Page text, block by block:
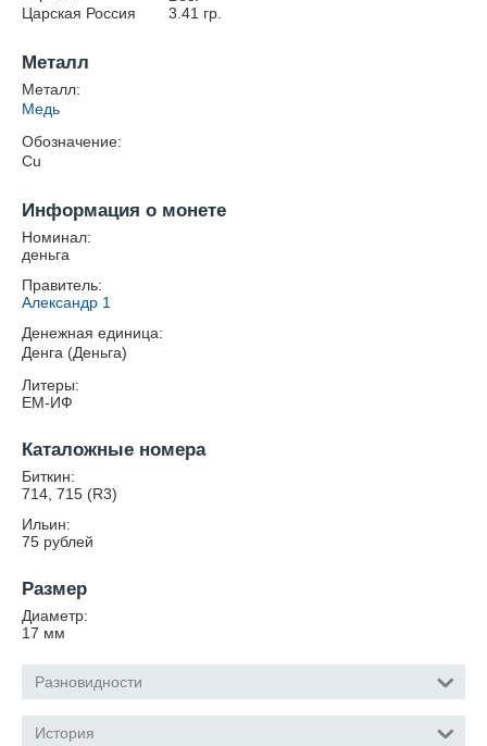
Царская Россия
3.41 гр.
Металл
Металл:
Медь
Обозначение:
Cu
Информация о монете
Номинал:
деньга
Правитель:
Александр 1
Денежная единица:
Денга (Деньга)
Литеры:
ЕМ-ИФ
Каталожные номера
Биткин:
714, 715 (R3)
Ильин:
75 рублей
Размер
Диаметр:
17 мм
Разновидности
История